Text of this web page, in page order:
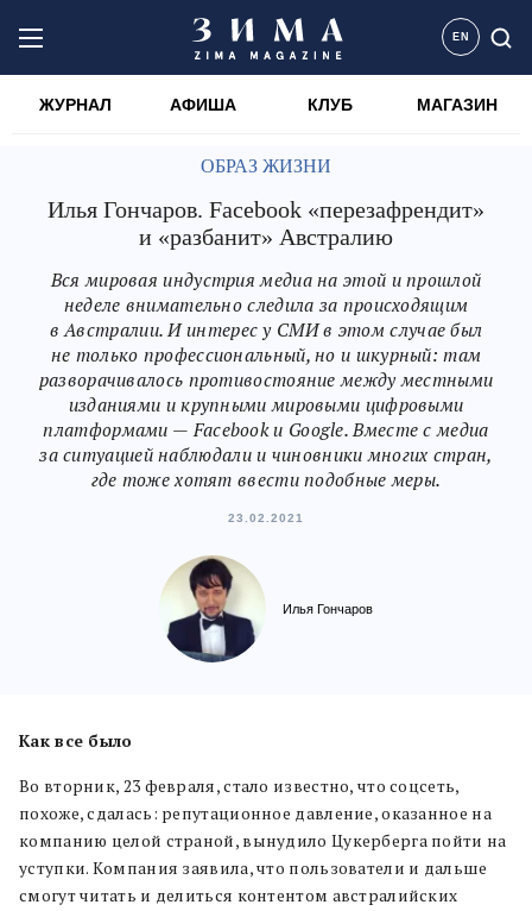
EN
ЖУРНАЛ АФИША КЛУБ МАГАЗИН
ОБРАЗ ЖИЗНИ
Илья Гончаров. Facebook «перезафрендит»
и «разбанит» Австралию
Вся мировая индустрия медиа на этой и прошлой
неделе внимательно следила за происходящим
в Австралии. И интерес у СМИ в этом случае был
не только профессиональный, но и шкурный: там
разворачивалось противостояние между местными
изданиями и крупными мировыми цифровыми
платформами — Facebook и Google. Вместе с медиа
за ситуацией наблюдали и чиновники многих стран,
где тоже хотят ввести подобные меры.
23.02.2021
Илья Гончаров
Как все было
Во вторник, 23 февраля, стало известно, что соцсеть,
похоже, сдалась: репутационное давление, оказанное на
компанию целой страной, вынудило Цукерберга пойти на
уступки. Компания заявила, что пользователи и дальше
смогут читать и делиться контентом австралийских